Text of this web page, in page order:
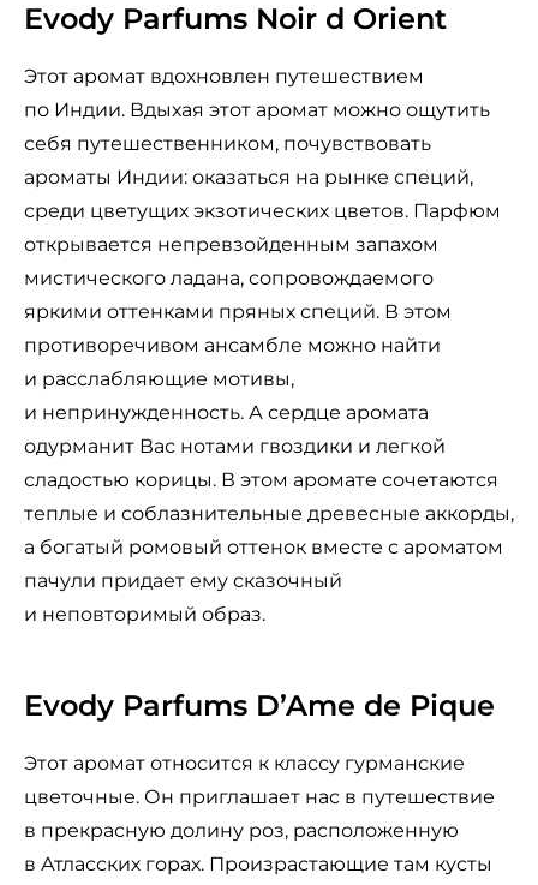
Evody Parfums Noir d Orient
Этот аромат вдохновлен путешествием
по Индии. Вдыхая этот аромат можно ощутить
себя путешественником, почувствовать
ароматы Индии: оказаться на рынке специй,
среди цветущих экзотических цветов. Парфюм
открывается непревзойденным запахом
мистического ладана, сопровождаемого
яркими оттенками пряных специй. В этом
противоречивом ансамбле можно найти
и расслабляющие мотивы,
и непринужденность. А сердце аромата
одурманит Вас нотами гвоздики и легкой
сладостью корицы. В этом аромате сочетаются
теплые и соблазнительные древесные аккорды,
а богатый ромовый оттенок вместе с ароматом
пачули придает ему сказочный
и неповторимый образ.
Evody Parfums D’Ame de Pique
Этот аромат относится к классу гурманские
цветочные. Он приглашает нас в путешествие
в прекрасную долину роз, расположенную
в Атласских горах. Произрастающие там кусты